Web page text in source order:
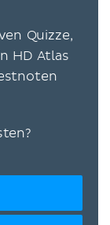
Quizze,
HD Atlas